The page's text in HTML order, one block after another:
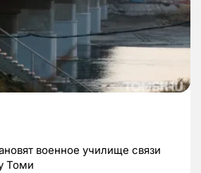
военное училище связи
Томи